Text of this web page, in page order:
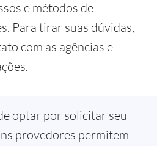
e métodos de
Para tirar suas dúvidas,
com as agências e
optar por solicitar seu
provedores permitem